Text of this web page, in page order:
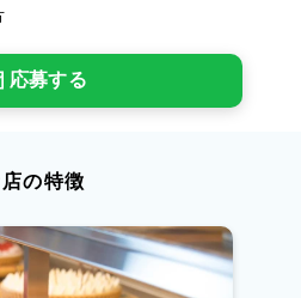
応募する
の特徴